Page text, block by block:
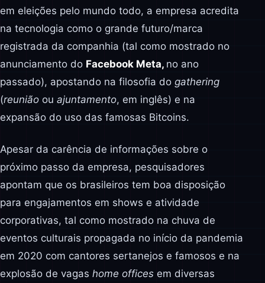
em eleições pelo mundo todo, a empresa acredita
na tecnologia como o grande futuro/marca
registrada da companhia (tal como mostrado no
anunciamento do Facebook Meta, no ano
passado), apostando na filosofia do gathering
(reunião ou ajuntamento, em inglês) e na
expansão do uso das famosas Bitcoins.
Apesar da carência de informações sobre o
próximo passo da empresa, pesquisadores
apontam que os brasileiros tem boa disposição
para engajamentos em shows e atividade
corporativas, tal como mostrado na chuva de
eventos culturais propagada no início da pandemia
em 2020 com cantores sertanejos e famosos e na
explosão de vagas home offices em diversas